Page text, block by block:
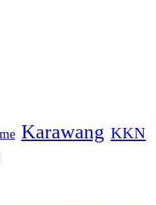
Karawang KKN